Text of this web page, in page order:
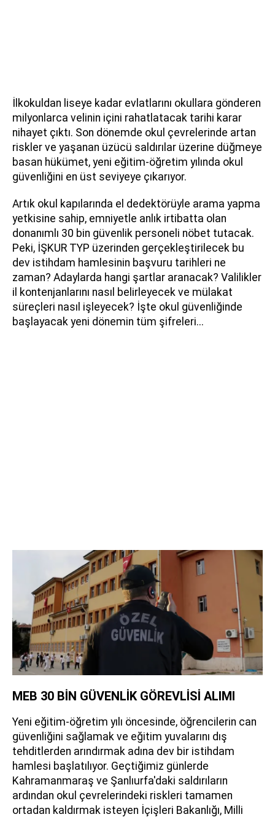
İlkokuldan liseye kadar evlatlarını okullara gönderen
milyonlarca velinin içini rahatlatacak tarihi karar
nihayet çıktı. Son dönemde okul çevrelerinde artan
riskler ve yaşanan üzücü saldırılar üzerine düğmeye
basan hükümet, yeni eğitim-öğretim yılında okul
güvenliğini en üst seviyeye çıkarıyor.
Artık okul kapılarında el dedektörüyle arama yapma
yetkisine sahip, emniyetle anlık irtibatta olan
donanımlı 30 bin güvenlik personeli nöbet tutacak.
Peki, İŞKUR TYP üzerinden gerçekleştirilecek bu
dev istihdam hamlesinin başvuru tarihleri ne
zaman? Adaylarda hangi şartlar aranacak? Valilikler
il kontenjanlarını nasıl belirleyecek ve mülakat
süreçleri nasıl işleyecek? İşte okul güvenliğinde
başlayacak yeni dönemin tüm şifreleri...
MEB 30 BİN GÜVENLİK GÖREVLİSİ ALIMI
Yeni eğitim-öğretim yılı öncesinde, öğrencilerin can
güvenliğini sağlamak ve eğitim yuvalarını dış
tehditlerden arındırmak adına dev bir istihdam
hamlesi başlatılıyor. Geçtiğimiz günlerde
Kahramanmaraş ve Şanlıurfa'daki saldırıların
ardından okul çevrelerindeki riskleri tamamen
ortadan kaldırmak isteyen İçişleri Bakanlığı, Milli